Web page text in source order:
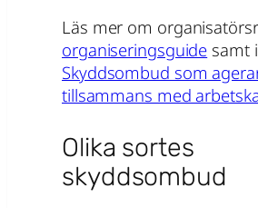
Läs mer om
organiseringsguide samt
Skyddsombud som
tillsammans med
Olika sortes
skyddsombud